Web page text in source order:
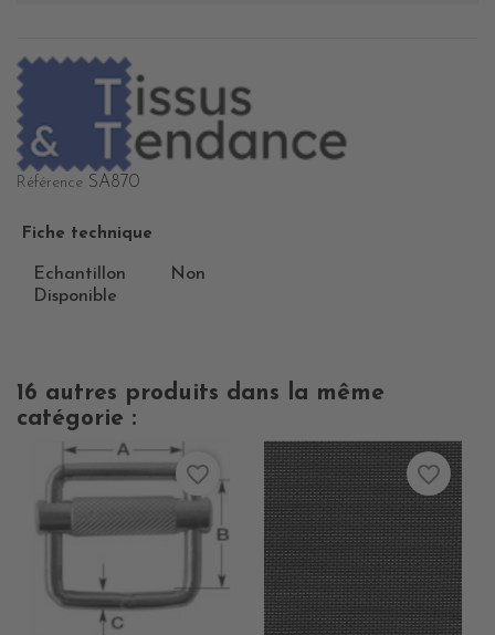
Référence SA870
Fiche technique
Echantillon
Disponible
Non
16 autres produits dans la même
catégorie :
favorite_border favorite_border